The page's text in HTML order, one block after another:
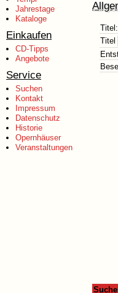
Jahrestage
Kataloge
Einkaufen
CD-Tipps
Angebote
Service
Suchen
Kontakt
Impressum
Datenschutz
Historie
Opernhäuser
Veranstaltungen
Titel:
Titel